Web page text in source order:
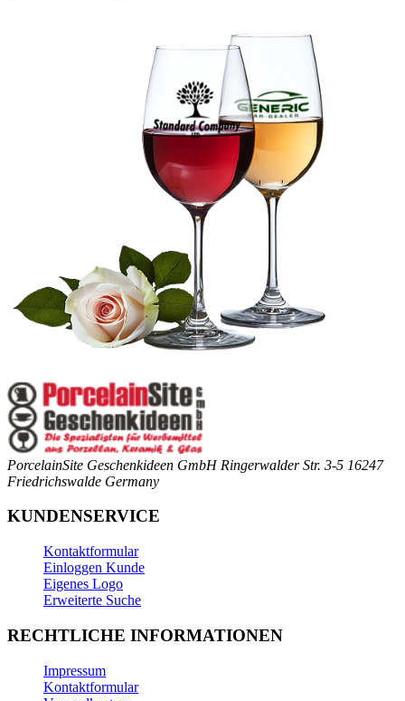
PorcelainSite Geschenkideen GmbH Ringerwalder Str. 3-5 16247
Friedrichswalde Germany
KUNDENSERVICE
Kontaktformular
Einloggen Kunde
Eigenes Logo
Erweiterte Suche
RECHTLICHE INFORMATIONEN
Impressum
Kontaktformular